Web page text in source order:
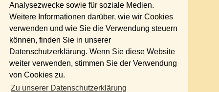
Analysezwecke sowie für soziale Medien.
Weitere Informationen darüber, wie wir Cookies
verwenden und wie Sie die Verwendung steuern
können, finden Sie in unserer
Datenschutzerklärung. Wenn Sie diese Website
weiter verwenden, stimmen Sie der Verwendung
von Cookies zu.
Zu unserer Datenschutzerklärung
Lichtenberg
Marzahn
Neukölln
Pankow
Reinickendorf
Schöneberg
Spandau
Steglitz
Tempelhof
Treptow
Umland Ost